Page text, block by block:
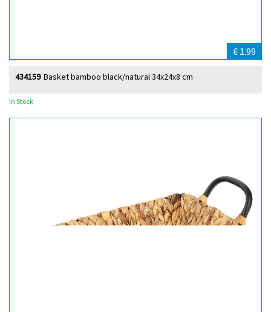
€ 1.99
Basket bamboo black/natural 34x24x8 cm
434159
In Stock